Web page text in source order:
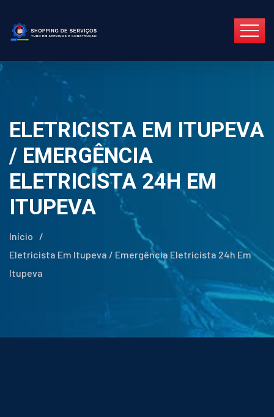
ELETRICISTA EM ITUPEVA
/ EMERGÊNCIA
ELETRICISTA 24H EM
ITUPEVA
Início
/
Eletricista Em Itupeva / Emergência Eletricista 24h Em
Itupeva